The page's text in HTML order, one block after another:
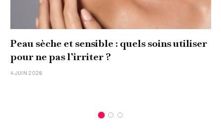
Peau sèche et sensible : quels soins utiliser
pour ne pas l’irriter ?
4 JUIN 2026